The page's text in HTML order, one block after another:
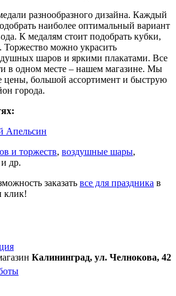
разнообразного дизайна. Каждый
наиболее оптимальный вариант
К медалям стоит подобрать кубки,
можно украсить
шаров и яркими плакатами. Все
в одном месте – нашем магазине. Мы
цены, большой ассортимент и быструю
города.
Апельсин
и торжеств, воздушные шары,
и др.
заказать все для праздника в
клик!
Калининград, ул. Челнокова, 42